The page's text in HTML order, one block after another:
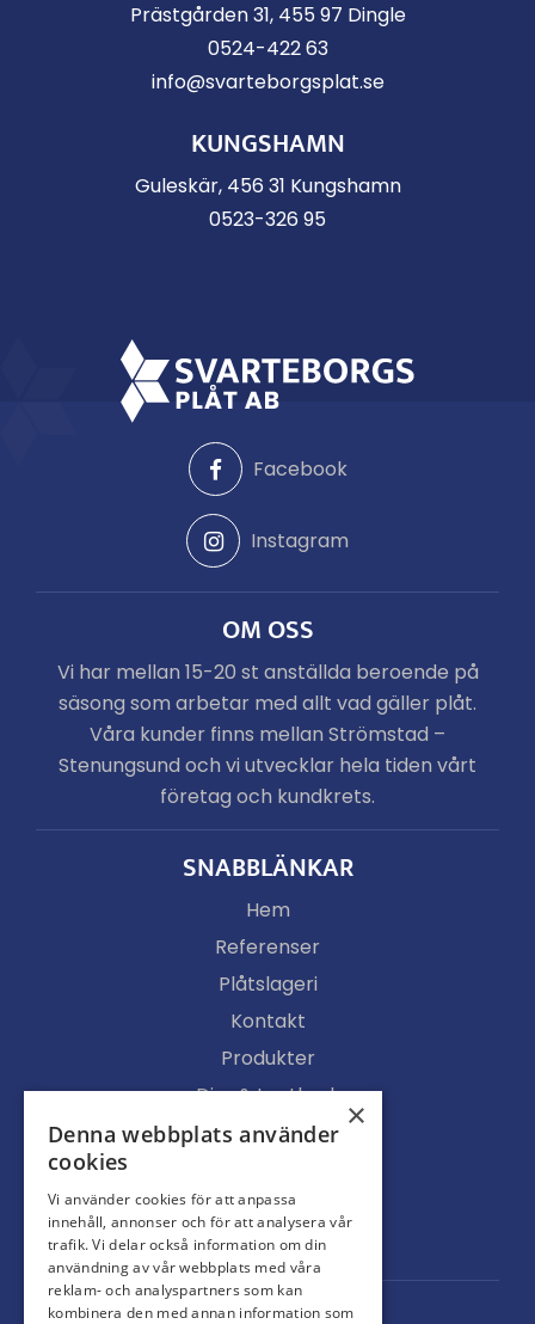
Prästgården 31, 455 97 Dingle
0524-422 63
info@svarteborgsplat.se
KUNGSHAMN
Guleskär, 456 31 Kungshamn
0523-326 95
Facebook
Instagram
OM OSS
Vi har mellan 15-20 st anställda beroende på
säsong som arbetar med allt vad gäller plåt.
Våra kunder finns mellan Strömstad –
Stenungsund och vi utvecklar hela tiden vårt
företag och kundkrets.
SNABBLÄNKAR
Hem
Referenser
Plåtslageri
Kontakt
Produkter
Djur & Lantbruk
Köpvillkor
Ljusgenomsläpp
Portar
×
Denna webbplats använder
cookies
Vi använder cookies för att anpassa
innehåll, annonser och för att analysera vår
trafik. Vi delar också information om din
användning av vår webbplats med våra
reklam- och analyspartners som kan
kombinera den med annan information som